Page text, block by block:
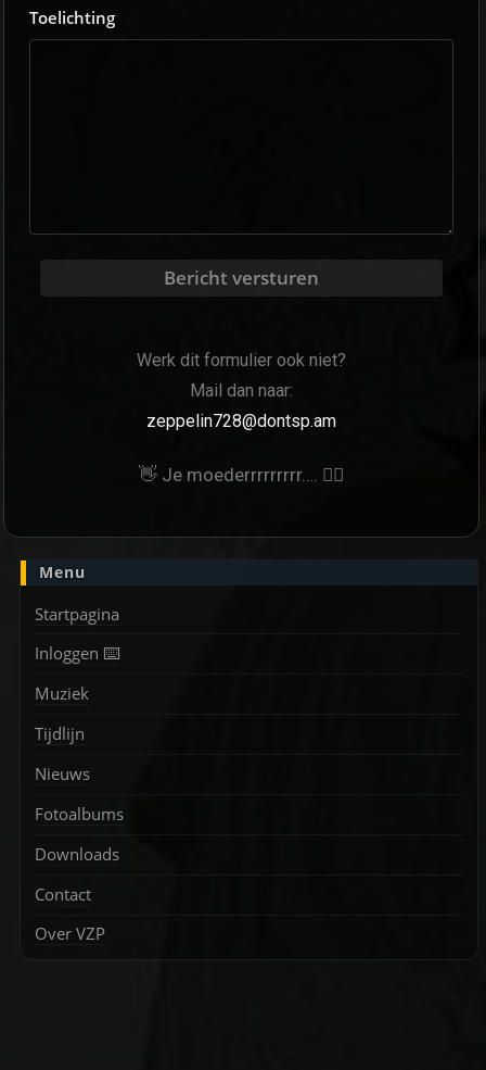
Toelichting
Bericht versturen
Werk dit formulier ook niet?
Mail dan naar:
zeppelin728@dontsp.am
👋 Je moederrrrrrrrr…. 🙋‍♀
Menu
Startpagina
Inloggen ⌨️
Muziek
Tijdlijn
Nieuws
Fotoalbums
Downloads
Contact
Over VZP